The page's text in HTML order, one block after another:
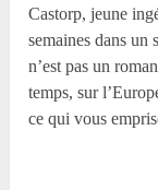
Castorp, jeune
semaines dans un
n’est pas un
temps, sur
ce qui vous